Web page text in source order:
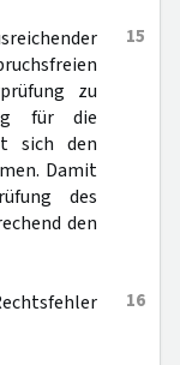
15
zu
für die
sich den
Damit
des
den
16